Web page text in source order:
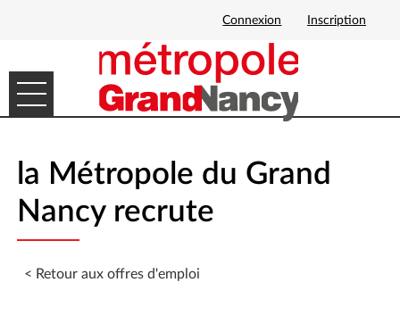
Connexion Inscription
Ouvrir le menu
MES DEMANDES
la Métropole du Grand
Nancy recrute
< Retour aux offres d'emploi